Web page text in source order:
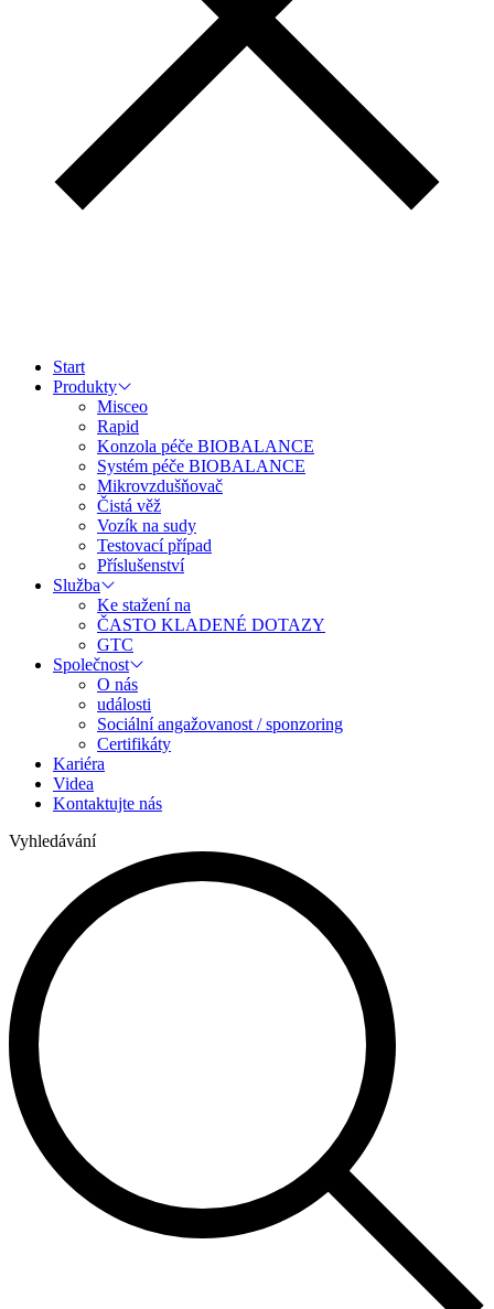
Start
Produkty
Misceo
Rapid
Konzola péče BIOBALANCE
Systém péče BIOBALANCE
Mikrovzdušňovač
Čistá věž
Vozík na sudy
Testovací případ
Příslušenství
Služba
Ke stažení na
ČASTO KLADENÉ DOTAZY
GTC
Společnost
O nás
události
Sociální angažovanost / sponzoring
Certifikáty
Kariéra
Videa
Kontaktujte nás
Vyhledávání